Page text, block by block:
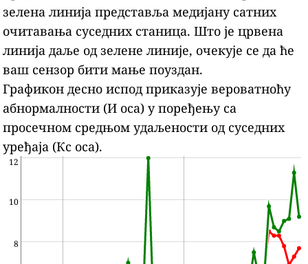
зелена линија представља медијану сатних
очитавања суседних станица. Што је црвена
линија даље од зелене линије, очекује се да ће
ваш сензор бити мање поуздан.
Графикон десно испод приказује вероватноћу
абнормалности (И оса) у поређењу са
просечном средњом удаљености од суседних
уређаја (Кс оса).
8
10
12